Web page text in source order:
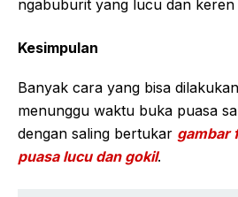
ngabuburit yang lucu dan keren
Kesimpulan
Banyak cara yang bisa
menunggu waktu buka puasa
dengan saling bertukar gambar
puasa lucu dan gokil.